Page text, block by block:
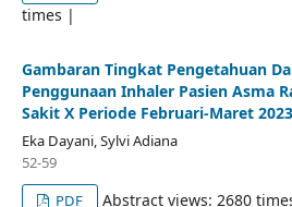
times |
Gambaran Tingkat Pengetahuan
Penggunaan Inhaler Pasien Asma
Sakit X Periode Februari-Maret 2023
Eka Dayani, Sylvi Adiana
52-59
PDF
Abstract views: 2680